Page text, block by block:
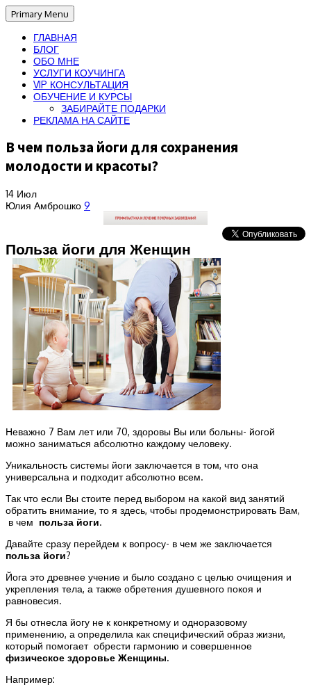
Primary Menu
ГЛАВНАЯ
БЛОГ
ОБО МНЕ
УСЛУГИ КОУЧИНГА
VIP КОНСУЛЬТАЦИЯ
ОБУЧЕНИЕ И КУРСЫ
ЗАБИРАЙТЕ ПОДАРКИ
РЕКЛАМА НА САЙТЕ
В чем польза йоги для сохранения
молодости и красоты?
14 Июл
Юлия Амброшко 9
Польза йоги для Женщин
Неважно 7 Вам лет или 70, здоровы Вы или больны- йогой
можно заниматься абсолютно каждому человеку.
Уникальность системы йоги заключается в том, что она
универсальна и подходит абсолютно всем.
Так что если Вы стоите перед выбором на какой вид занятий
обратить внимание, то я здесь, чтобы продемонстрировать Вам,
в чем польза йоги.
Давайте сразу перейдем к вопросу- в чем же заключается
польза йоги?
Йога это древнее учение и было создано с целью очищения и
укрепления тела, а также обретения душевного покоя и
равновесия.
Я бы отнесла йогу не к конкретному и одноразовому
применению, а определила как специфический образ жизни,
который помогает обрести гармонию и совершенное
физическое здоровье Женщины.
Например: